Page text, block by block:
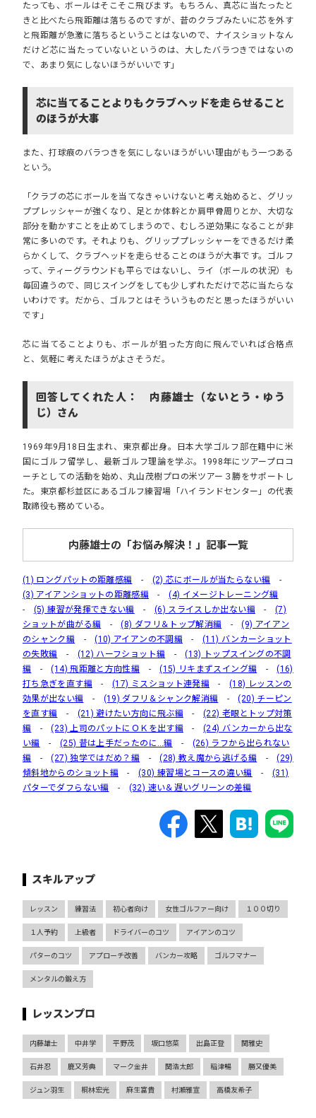
たっても、ボールはそこそこ飛びます。もちろん、真芯に当たったと
きと比べたら飛距離は落ちるのですが、昔のクラブみたいに芯を外す
と飛距離が急激に落ちるということはないので、ナイスショットなん
だけど芯に当たっていないというのは、大したバラつきではないの
で、あまり気にしないほうがいいです」
芯に当てることよりもクラブヘッドを走らせること
のほうが大事
また、打球痕のバラつきを気にしないほうがいい理由がもう一つある
という。
「クラブの芯にボールを当てなきゃいけないと考え始めると、グリッ
ププレッシャーが強くなり、足とか体幹とか肩甲骨周りとか、大切な
部分を動かすことを止めてしまうので、むしろ逆効果になることが非
常に多いのです。それよりも、グリッププレッシャーをできるだけ柔
らかくして、クラブヘッドを走らせることのほうが大事です。ゴルフ
って、ティーグラウンドも平らではないし、ライ（ボールの状況）も
毎回違うので、同じスイングをしても少しずれただけで芯に当たらな
いわけです。だから、ゴルフとはそういうものだと思ったほうがいい
です」
芯に当てることよりも、ボールが狙った方向に飛んでいれば合格点
と、気軽に考えたほうがよさそうだ。
回答してくれた人： 内藤雄士（ないとう・ゆう
じ）さん
1969年9月18日生まれ、東京都出身。日本大学ゴルフ部在籍中に米
国にゴルフ留学し、最新ゴルフ理論を学ぶ。1998年にツアープロコ
ーチとしての活動を始め、丸山茂樹プロの米ツアー３勝をサポートし
た。東京都杉並区にあるゴルフ練習場「ハイランドセンター」の代表
取締役も務めている。
内藤雄士の「お悩み解決！」記事一覧
(1) ロングパットの距離感編 - (2) 芯にボールが当たらない編 -
(3) アイアンショットの距離感編 -(4) イメージトレーニング編
- (5) 練習が発揮できない編 - (6) スライスしか出ない編 -(7)
ショットが曲がる編 -(8) ダフリ＆トップ解消編 -(9) アイアン
のシャンク編 -(10) アイアンの不調編 -(11) バンカーショット
の失敗編
- (12) ハーフショット編 -(13) トップスイングの不調
編 -(14) 飛距離と方向性編 -(15) リキまずスイング編 -(16)
打ち急ぎを直す編 - (17) ミスショット連発編 -(18) レッスンの
効果が出ない編
- (19) ダフリ＆シャンク解消編 -(20) チーピン
を直す編
- (21) 避けたい方向に飛ぶ編 -(22) 老眼とトップ対策
編 -(23) 上司のパットにＯＫを出す編 -(24) バンカーから出な
い編
- (25) 昔は上手だったのに…編 - (26) ラフから出られない
編 -(27) 独学ではだめ？編 -(28) 教え魔から逃げる編 -(29)
傾斜地からのショット編 -(30) 練習場とコースの違い編 - (31)
パターでダフらない編
- (32) 速い＆遅いグリーンの差編
スキルアップ
レッスン 練習法 初心者向け 女性ゴルファー向け １００切り
１人予約 上級者 ドライバーのコツ アイアンのコツ
パターのコツ アプローチ改善 バンカー攻略 ゴルフマナー
メンタルの鍛え方
レッスンプロ
内藤雄士 中井学 平野茂 坂口悠菜 出島正登 関雅史
石井忍 鹿又芳典 マーク金井 関浩太郎 稲津暢 勝又優美
ジュン羽生 桐林宏光 麻生富貴 村瀬雅宣 高橋友希子